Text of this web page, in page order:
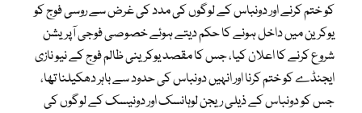
کو ختم کرنے اور دونباس کے لوگوں کی مدد کی غرض سے روسی فوج کو
یوکرین میں داخل ہونے کا حکم دیتے ہوئے خصوصی فوجی آپریشن
شروع کرنے کا اعلان کیا، جس کا مقصد یوکرینی ظالم فوج کے نیو نازی
ایجنڈے کو ختم کرنا اور انہیں دونباس کی حدود سے باہر دھکیلنا تھا،
جس کو دونباس کے ذیلی ریجن لوہانسک اور دونیسک کے لوگوں کی